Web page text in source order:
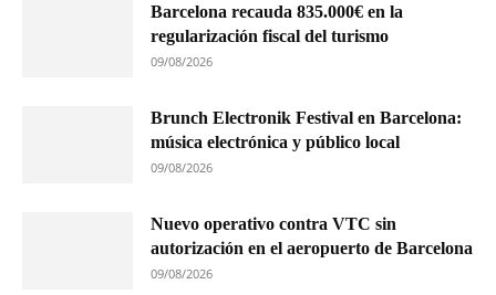
Barcelona recauda 835.000€ en la
regularización fiscal del turismo
09/08/2026
Brunch Electronik Festival en Barcelona:
música electrónica y público local
09/08/2026
Nuevo operativo contra VTC sin
autorización en el aeropuerto de Barcelona
09/08/2026